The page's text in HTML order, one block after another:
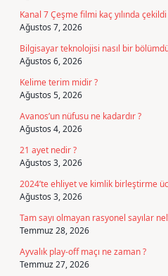
Kanal 7 Çeşme filmi kaç yılında çekildi
Ağustos 7, 2026
Bilgisayar teknolojisi nasıl bir
Ağustos 6, 2026
Kelime terim midir ?
Ağustos 5, 2026
Avanos’un nüfusu ne kadardır ?
Ağustos 4, 2026
21 ayet nedir ?
Ağustos 3, 2026
2024’te ehliyet ve kimlik birleştirme
Ağustos 3, 2026
Tam sayı olmayan rasyonel sayılar
Temmuz 28, 2026
Ayvalık play-off maçı ne zaman ?
Temmuz 27, 2026